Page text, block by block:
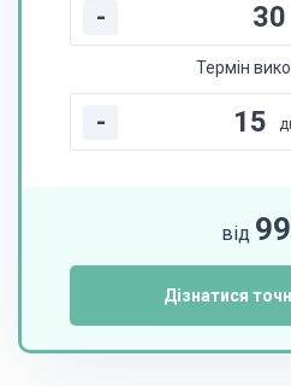
-
Термін
-
від
Дізнатися